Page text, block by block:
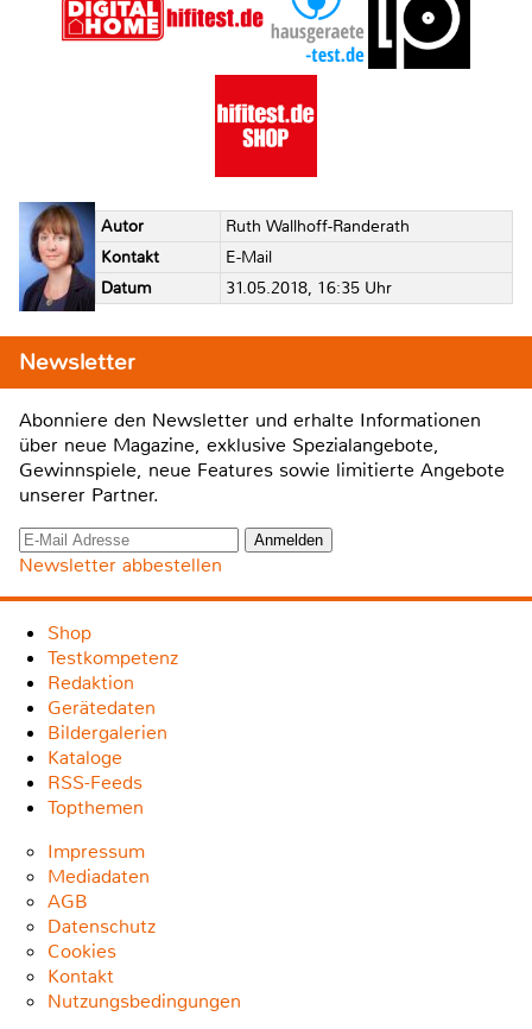
Autor
Ruth Wallhoff-Randerath
Kontakt
E-Mail
Datum
31.05.2018, 16:35 Uhr
Newsletter
Abonniere den Newsletter und erhalte Informationen
über neue Magazine, exklusive Spezialangebote,
Gewinnspiele, neue Features sowie limitierte Angebote
unserer Partner.
Newsletter abbestellen
Shop
Testkompetenz
Redaktion
Gerätedaten
Bildergalerien
Kataloge
RSS-Feeds
Topthemen
Impressum
Mediadaten
AGB
Datenschutz
Cookies
Kontakt
Nutzungsbedingungen